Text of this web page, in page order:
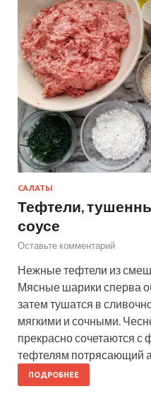
САЛАТЫ
Тефтели,
соусе
Оставьте комментарий
Нежные тефтели из
Мясные шарики сперва
затем тушатся в
мягкими и сочными.
прекрасно сочетаются
тефтелям потрясающий
ПОДРОБНЕЕ